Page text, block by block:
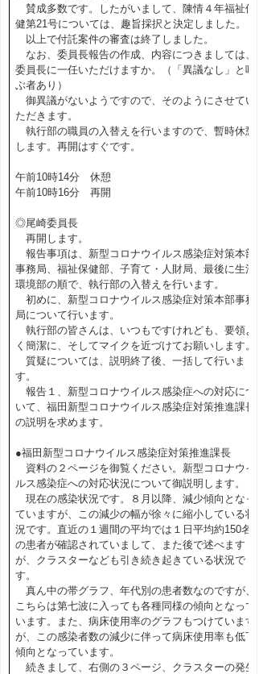
賛成多数です。したがいまして、陳情４年福祉保
健第21号については、趣旨採択と決定しました。
以上で付託案件の審査は終了しました。
なお、委員長報告の作成、内容につきましては、
委員長に一任いただけますか。（「異議なし」と呼
ぶ者あり）
御異議がないようですので、そのようにさせてい
ただきます。
執行部の職員の入替えを行いますので、暫時休憩
します。再開はすぐです。
午前10時14分 休憩
午前10時16分 再開
◎尾崎委員長
再開します。
報告事項は、新型コロナウイルス感染症対策本部
事務局、福祉保健部、子育て・人財局、最後に生活
環境部の順で、執行部の入替えを行います。
初めに、新型コロナウイルス感染症対策本部事務
局について行います。
執行部の皆さんは、いつもですけれども、要領よ
く簡潔に、そしてマイクを近づけてお願いします。
質疑については、説明終了後、一括して行いま
す。
報告１、新型コロナウイルス感染症への対応につ
いて、福田新型コロナウイルス感染症対策推進課長
の説明を求めます。
●福田新型コロナウイルス感染症対策推進課長
資料の２ページを御覧ください。新型コロナウイ
ルス感染症への対応状況について御説明します。
現在の感染状況です。８月以降、減少傾向となっ
ていますが、この減少の幅が徐々に縮小している状
況です。直近の１週間の平均では１日平均約150名
の患者が確認されていまして、また後で述べます
が、クラスターなども引き続き起きている状況で
す。
真ん中の帯グラフ、年代別の患者数なのですが、
こちらは第七波に入っても各種同様の傾向となって
います。また、病床使用率のグラフもつけています
が、この感染者数の減少に伴って病床使用率も低下
傾向となっています。
続きまして、右側の３ページ、クラスターの発生